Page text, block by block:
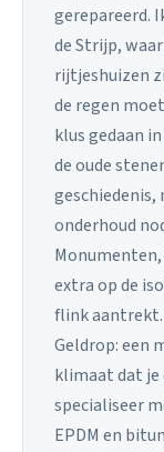
gerepareerd.
de Strijp,
rijtjeshuizen
de regen
klus gedaan
de oude
geschiedenis,
onderhoud
extra op de
flink aantrekt.
Geldrop: een
klimaat dat je
specialiseer
EPDM en